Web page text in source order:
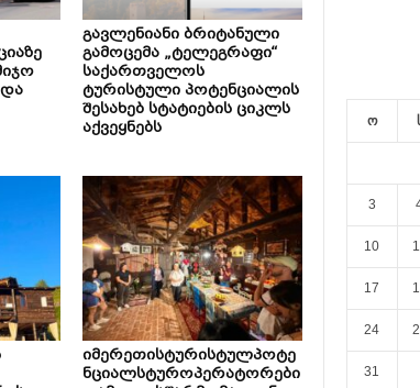
გავლენიანი ბრიტანული
გამოცემა „ტელეგრაფი“
საქართველოს
ტურისტული პოტენციალის
შესახებ სტატიების ციკლს
აქვეყნებს
იმერეთისტურისტულპოტე
ნციალსტუროპერატორები
ო
3
10
17
24
31